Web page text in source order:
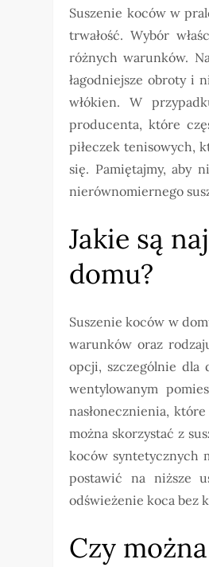
Suszenie koców w
trwałość. Wybór
różnych warunków.
łagodniejsze obroty i
włókien. W
producenta, które
piłeczek tenisowych,
się. Pamiętajmy, aby
nierównomiernego
Jakie są
domu?
Suszenie koców w
warunków oraz
opcji, szczególnie dla
wentylowanym
nasłonecznienia,
można skorzystać z
koców syntetycznych
postawić na niższe
odświeżenie koca bez
Czy